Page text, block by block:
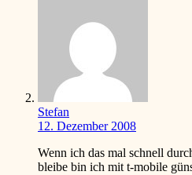
Stefan
12. Dezember 2008
Wenn ich das mal schnell
bleibe bin ich mit t-mobile